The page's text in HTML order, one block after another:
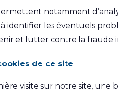
notamment
identifier les éventuels
et lutter contre la fraude
de ce site
visite sur notre site, une